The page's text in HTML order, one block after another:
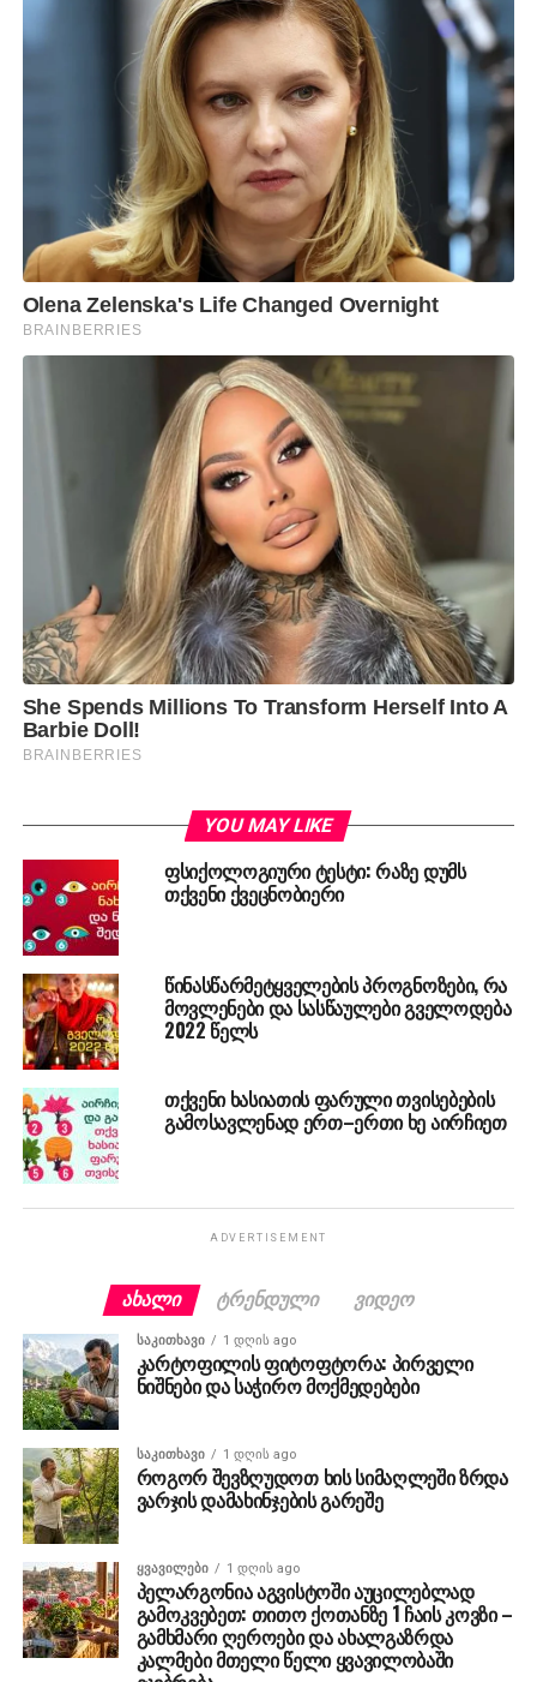
YOU MAY LIKE
ფსიქოლოგიური ტესტი: რაზე დუმს
თქვენი ქვეცნობიერი
წინასწარმეტყველების პროგნოზები, რა
მოვლენები და სასწაულები გველოდება
2022 წელს
თქვენი ხასიათის ფარული თვისებების
გამოსავლენად ერთ–ერთი ხე აირჩიეთ
ADVERTISEMENT
ᲐᲮᲐᲚᲘ ᲢᲠᲔᲜᲓᲣᲚᲘ ᲕᲘᲓᲔᲝ
ᲡᲐᲙᲘᲗᲮᲐᲕᲘ 1 დღის ago
კარტოფილის ფიტოფტორა: პირველი
ნიშნები და საჭირო მოქმედებები
ᲡᲐᲙᲘᲗᲮᲐᲕᲘ 1 დღის ago
როგორ შევზღუდოთ ხის სიმაღლეში ზრდა
ვარჯის დამახინჯების გარეშე
ᲧᲕᲐᲕᲘᲚᲔᲑᲘ 1 დღის ago
პელარგონია აგვისტოში აუცილებლად
გამოკვებეთ: თითო ქოთანზე 1 ჩაის კოვზი –
გამხმარი ღეროები და ახალგაზრდა
კალმები მთელი წელი ყვავილობაში